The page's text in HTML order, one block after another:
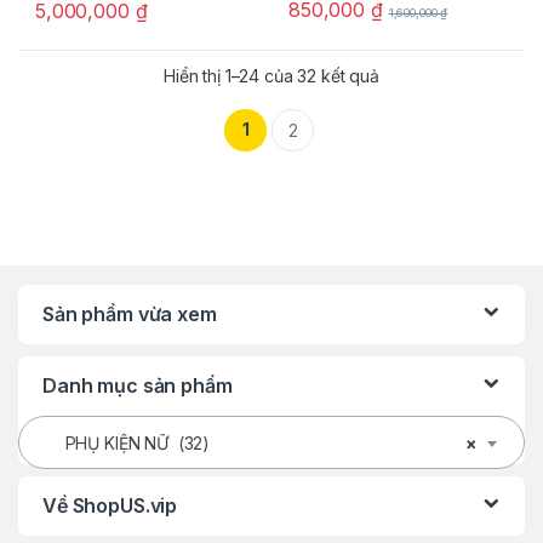
5,000,000 ₫ 850,000 ₫ 1,600,000₫
Hiển thị 1–24 của 32 kết quả
1 2
Sản phẩm vừa xem
Danh mục sản phẩm
×
PHỤ KIỆN NỮ (32)
Về ShopUS.vip